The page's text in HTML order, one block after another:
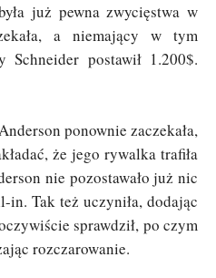
już pewna zwycięstwa w
a niemający w tym
Schneider postawił 1.200$.
ponownie zaczekała,
że jego rywalka trafiła
nie pozostawało już nic
Tak też uczyniła, dodając
sprawdził, po czym
rozczarowanie.